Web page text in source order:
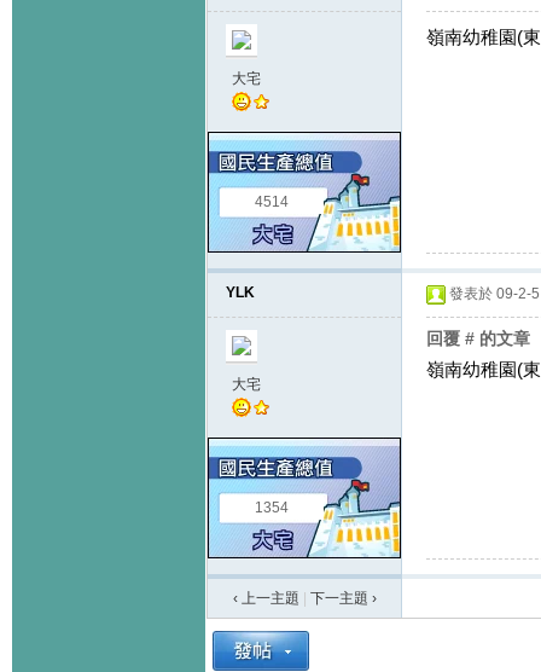
大宅
4514
嶺南幼稚園(
YLK
大宅
1354
發表於 09-2-
回覆 # 的文章
嶺南幼稚園(
‹ 上一主題 下一主題 ›